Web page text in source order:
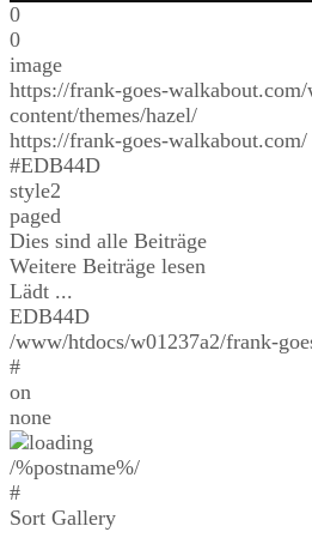
0
0
image
https://frank-goes-
content/themes/hazel/
https://frank-goes-walkabout.com/
#EDB44D
style2
paged
Dies sind alle Beiträge
Weitere Beiträge lesen
Lädt ...
EDB44D
/www/htdocs/w01237a2/frank-
#
on
none
/%postname%/
#
Sort Gallery